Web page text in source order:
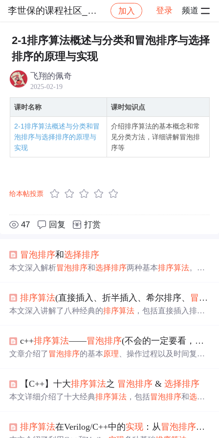
李世保的课程社区_NO_1 加入 登录 频道
社区 李世保的课程社区_NO_1 算法与数据结构精
2-1排序算法概述与分类和冒泡排序与选择
排序的原理与实现
飞翔的佩奇
2025-02-19
课时名称 课时知识点
2-1排序算法概述与分类和冒
泡排序与选择排序的原理与
实现
介绍排序算法的基本概念和常
见分类方法，详细讲解冒泡排
序等
给本帖投票
47 回复 打赏
冒泡排序和选择排序
本文深入解析冒泡排序和选择排序两种基本排序算法。详
排序算法(直接插入、折半插入、希尔排序、 冒泡排序
本文深入讲解了八种经典的排序算法 ，包括直接插入排
每种算法的基本思想、算法描述、代码实现及其运行结
果，帮助读者全面理解各种排序算法的原理与应用。
c++排序算法——冒泡排序(不会的一定要看，超级详细)
文章介绍了 冒泡排序的基本原理 、操作过程以及时间复杂
较。,【C++】十大排序算法之 冒泡排序 &选择排序
本文详细介绍了十大经典排序算法 ，包括冒泡排序和选择
和 选择排序的特点。
排序算法在Verilog/C++中的实现 ：从冒泡排序到并